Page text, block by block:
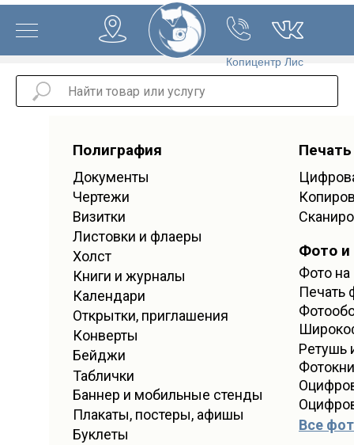
Копицентр Лис
Полиграфия
Документы
Чертежи
Календари
Визитки
Листовки и флаеры
Холст
Буклеты
Открытки, приглашения
Плакаты, постеры, афишы
Таблички
Баннер и мобильные стенды
Бейджи
Книги и журналы
Конверты
Фото
Печать
Все
Фото и
Ретушь